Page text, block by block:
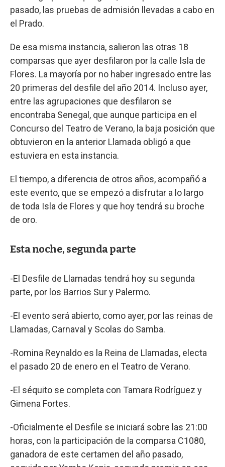
pasado, las pruebas de admisión llevadas a cabo en
el Prado.
De esa misma instancia, salieron las otras 18
comparsas que ayer desfilaron por la calle Isla de
Flores. La mayoría por no haber ingresado entre las
20 primeras del desfile del año 2014. Incluso ayer,
entre las agrupaciones que desfilaron se
encontraba Senegal, que aunque participa en el
Concurso del Teatro de Verano, la baja posición que
obtuvieron en la anterior Llamada obligó a que
estuviera en esta instancia.
El tiempo, a diferencia de otros años, acompañó a
este evento, que se empezó a disfrutar a lo largo
de toda Isla de Flores y que hoy tendrá su broche
de oro.
Esta noche, segunda parte
-El Desfile de Llamadas tendrá hoy su segunda
parte, por los Barrios Sur y Palermo.
-El evento será abierto, como ayer, por las reinas de
Llamadas, Carnaval y Scolas do Samba.
-Romina Reynaldo es la Reina de Llamadas, electa
el pasado 20 de enero en el Teatro de Verano.
-El séquito se completa con Tamara Rodríguez y
Gimena Fortes.
-Oficialmente el Desfile se iniciará sobre las 21:00
horas, con la participación de la comparsa C1080,
ganadora de este certamen del año pasado,